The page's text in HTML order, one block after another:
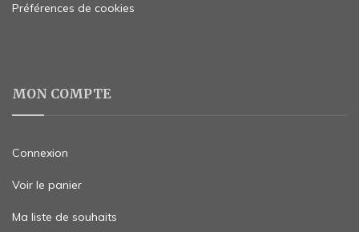
Préférences de cookies
MON COMPTE
Connexion
Voir le panier
Ma liste de souhaits